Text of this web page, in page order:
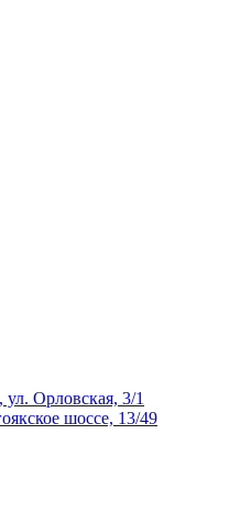
ул. Орловская, 3/1
шоссе, 13/49